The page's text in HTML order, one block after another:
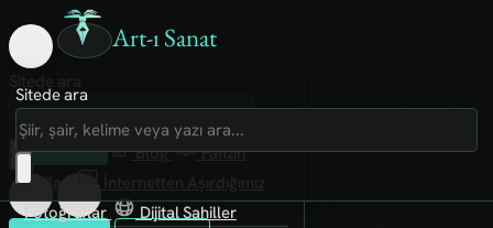
Art-ı Sanat
Sitede ara
Art-ı Sosyal
İmece
Kütüphane
Blog
Fanzin
Rafları
Fotoğraflar
Dijital Sahiller